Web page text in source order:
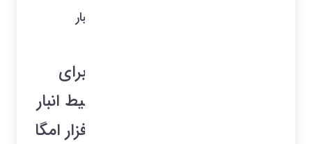
مدیریت محل قرار گیری محصولات در انبار
توسعه نرم افزاری قسمت انبار برای
بالابردن کارایی و سرعت در محیط انبار
برای انبار داران محترم در نرم افزار امگا